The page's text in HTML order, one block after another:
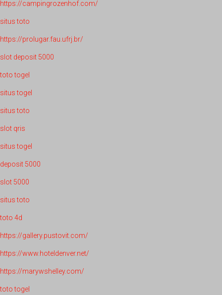
https://campingrozenhof.com/
situs toto
https://prolugar.fau.ufrj.br/
slot deposit 5000
toto togel
situs togel
situs toto
slot qris
situs togel
deposit 5000
slot 5000
situs toto
toto 4d
https://gallery.pustovit.com/
https://www.hoteldenver.net/
https://marywshelley.com/
toto togel